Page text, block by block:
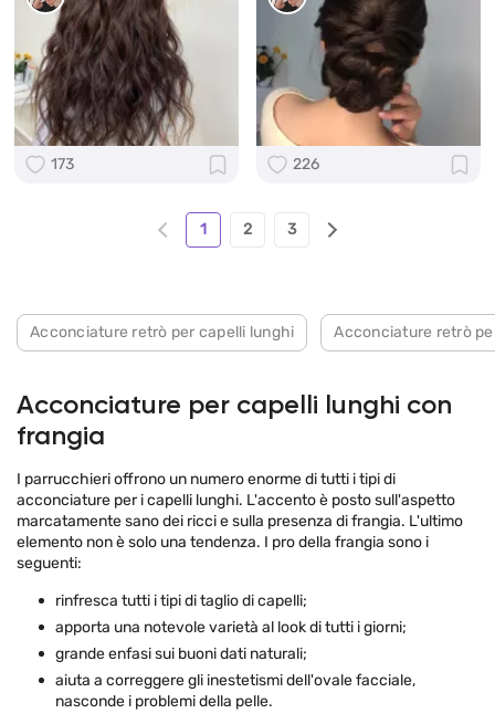
173 226
1 2 3
Acconciature retrò per capelli lunghi Acconciature retrò
Acconciature per capelli lunghi con
frangia
I parrucchieri offrono un numero enorme di tutti i tipi di
acconciature per i capelli lunghi. L'accento è posto sull'aspetto
marcatamente sano dei ricci e sulla presenza di frangia. L'ultimo
elemento non è solo una tendenza. I pro della frangia sono i
seguenti:
rinfresca tutti i tipi di taglio di capelli;
apporta una notevole varietà al look di tutti i giorni;
grande enfasi sui buoni dati naturali;
aiuta a correggere gli inestetismi dell'ovale facciale,
nasconde i problemi della pelle.